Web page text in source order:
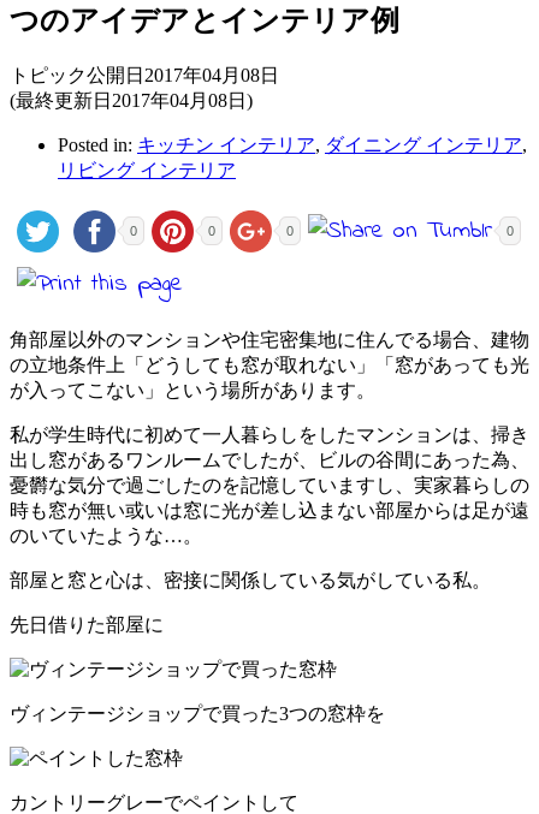
つのアイデアとインテリア例
トピック公開日2017年04月08日
(最終更新日2017年04月08日)
Posted in: キッチン インテリア, ダイニング インテリア,
リビング インテリア
0 0 0 0
角部屋以外のマンションや住宅密集地に住んでる場合、建物
の立地条件上「どうしても窓が取れない」「窓があっても光
が入ってこない」という場所があります。
私が学生時代に初めて一人暮らしをしたマンションは、掃き
出し窓があるワンルームでしたが、ビルの谷間にあった為、
憂欝な気分で過ごしたのを記憶していますし、実家暮らしの
時も窓が無い或いは窓に光が差し込まない部屋からは足が遠
のいていたような…。
部屋と窓と心は、密接に関係している気がしている私。
先日借りた部屋に
ヴィンテージショップで買った3つの窓枠を
カントリーグレーでペイントして